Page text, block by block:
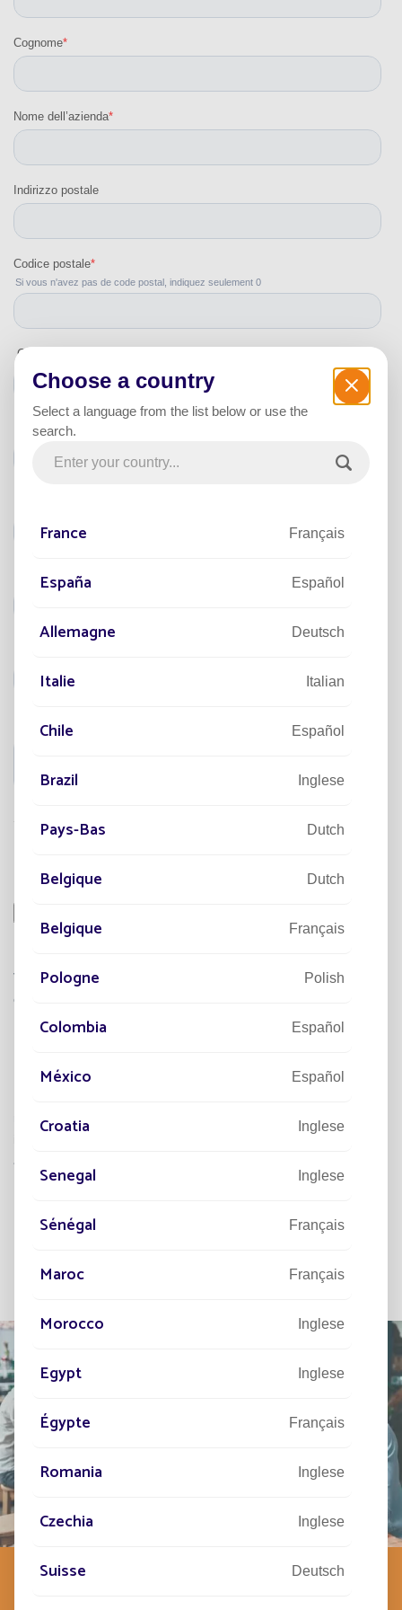
Choose a country
Select a language from the list below or use the
search.
France Français
España Español
Allemagne Deutsch
Italie Italian
Chile Español
Brazil Inglese
Pays-Bas Dutch
Belgique Dutch
Belgique Français
Pologne Polish
Colombia Español
México Español
Croatia Inglese
Senegal Inglese
Sénégal Français
Maroc Français
Morocco Inglese
Egypt Inglese
Égypte Français
Romania Inglese
Czechia Inglese
Suisse Deutsch